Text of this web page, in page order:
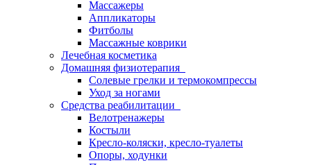
Массажеры
Аппликаторы
Фитболы
Массажные коврики
Лечебная косметика
Домашняя физиотерапия
Солевые грелки и термокомпрессы
Уход за ногами
Средства реабилитации
Велотренажеры
Костыли
Кресло-коляски, кресло-туалеты
Опоры, ходунки